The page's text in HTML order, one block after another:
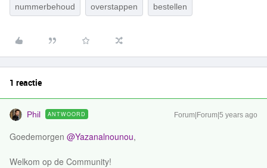
nummerbehoud overstappen bestellen
1 reactie
Phil ANTWOORD Forum|Forum|5 years ago
Goedemorgen @Yazanalnounou,
Welkom op de Community!